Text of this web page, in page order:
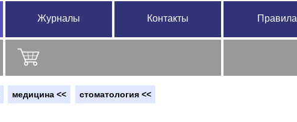
Журналы Контакты Правила
медицина << стоматология <<